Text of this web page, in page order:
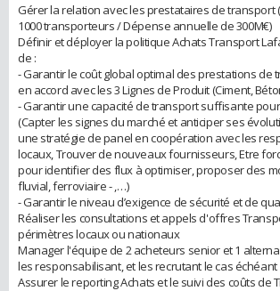
Gérer la relation avec les prestataires de transport
1000 transporteurs / Dépense annuelle de 300M€)
Définir et déployer la politique Achats Transport
de :
- Garantir le coût global optimal des prestations de
en accord avec les 3 Lignes de Produit (Ciment,
- Garantir une capacité de transport suffisante
(Capter les signes du marché et anticiper ses
une stratégie de panel en coopération avec les
locaux, Trouver de nouveaux fournisseurs, Etre
pour identifier des flux à optimiser, proposer des
fluvial, ferroviaire - ,…)
- Garantir le niveau d’exigence de sécurité et de
Réaliser les consultations et appels d'offres
périmètres locaux ou nationaux
Manager l'équipe de 2 acheteurs senior et 1
les responsabilisant, et les recrutant le cas échéant
Assurer le reporting Achats et le suivi des coûts de